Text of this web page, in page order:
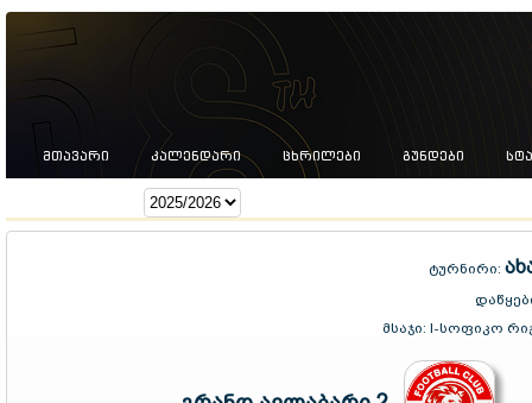
ᲛᲗᲐᲕᲐᲠᲘ ᲙᲐᲚᲔᲜᲓᲐᲠᲘ ᲪᲮᲠᲘᲚᲔᲑᲘ ᲒᲣᲜᲓᲔᲑᲘ
ტურნირი:
მსაჯი: I-სოფიკო